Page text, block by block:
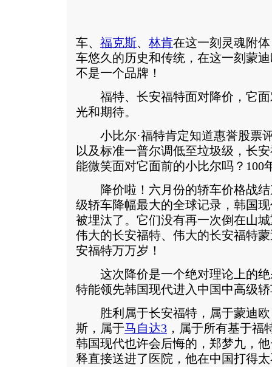
车、 福克斯、 林肯在这一刻灵魂附
车悠久的历史和传统，在这一刻蒙
不是一个品牌！
福特、长安福特面对降价，它面
光和期待。
小比尔·福特肯定知道惠誉股票
以及标准一普尔调低至垃圾级，长
能微笑面对它面前的小比尔吗？100
降价啦！六月份的轿车价格战结
级轿车降幅最大的全球记录，韩国
被埋汰了。它们没有再一次倒在山
伟大的长安福特、伟大的长安福特
安福特万万岁！
这次降价是一个绝对理论上的绝
特能领先韩国现代进入中国中高级
胜利属于长安福特，属于蒙迪欧
斯，属于马自达3 ，属于所有基于福
韩国现代也许会后悔的，郑梦九，
释直接送进了医院，他在中国打得